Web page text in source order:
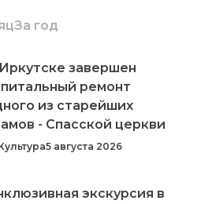
За год
завершен
ремонт
из старейших
- Спасской церкви
5 августа 2026
экскурсия в